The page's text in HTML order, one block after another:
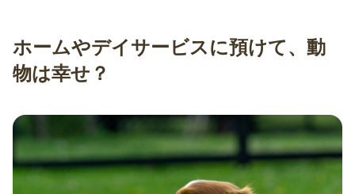
ホームやデイサービスに預けて、動
物は幸せ？